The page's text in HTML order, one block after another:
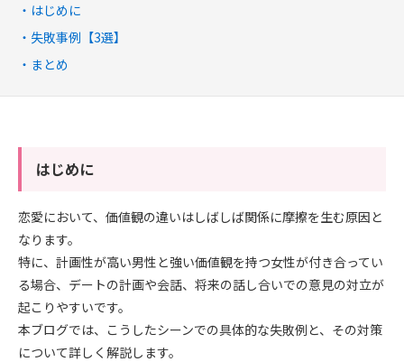
はじめに
失敗事例【3選】
まとめ
はじめに
恋愛において、価値観の違いはしばしば関係に摩擦を生む原因と
なります。
特に、計画性が高い男性と強い価値観を持つ女性が付き合ってい
る場合、デートの計画や会話、将来の話し合いでの意見の対立が
起こりやすいです。
本ブログでは、こうしたシーンでの具体的な失敗例と、その対策
について詳しく解説します。